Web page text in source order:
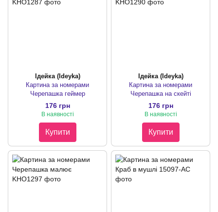
Ідейка (Ideyka)
Картина за номерами
Черепашка геймер
176 грн
В наявності
Купити
Ідейка (Ideyka)
Картина за номерами
Черепашка на скейті
176 грн
В наявності
Купити